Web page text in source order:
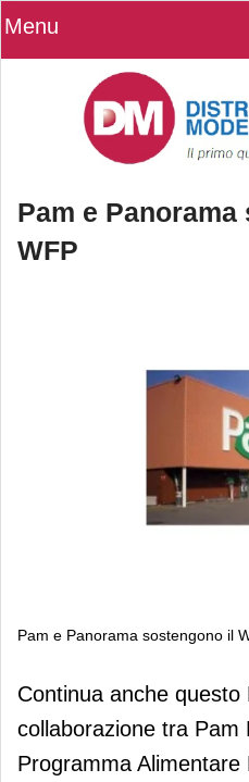
Menu
Pam e
WFP
Pam e Panorama sostengono il
Pam e Panorama
Continua anche questo
collaborazione tra Pam
Programma Alimentare